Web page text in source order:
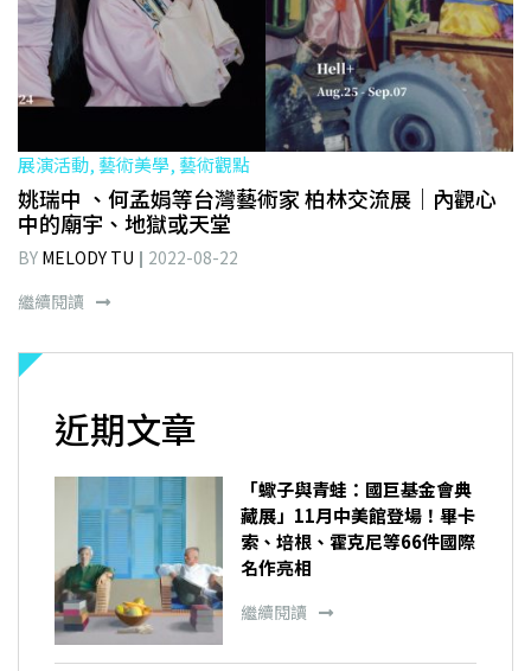
展演活動, 藝術美學, 藝術觀點
姚瑞中 、何孟娟等台灣藝術家 柏林交流展｜內觀心
中的廟宇、地獄或天堂
BY MELODY TU
2022-08-22
繼續閱讀
近期文章
「蠍子與青蛙：國巨基金會典
藏展」11月中美館登場！畢卡
索、培根、霍克尼等66件國際
名作亮相
繼續閱讀